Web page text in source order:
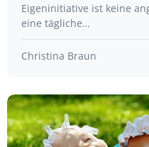
Eigeninitiative ist keine
eine tägliche…
Christina Braun